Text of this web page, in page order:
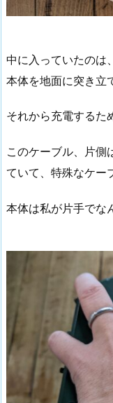
中に入っていたのは
本体を地面に突き立
それから充電するた
このケーブル、片側
ていて、特殊なケー
本体は私が片手でな